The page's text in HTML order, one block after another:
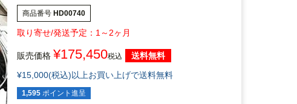
商品番号 HD00740
1～2ヶ月
販売価格 ¥175,450税込
送料無料
¥15,000(税込)以上お買い上げで送料無料
1,595 ポイント進呈